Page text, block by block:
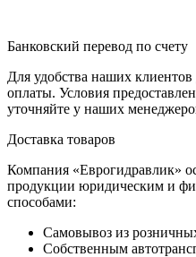
Банковский перевод по счету
Для удобства наших клиентов
оплаты. Условия
уточняйте у наших
Доставка товаров
Компания «Еврогидравлик»
продукции юридическим и
способами:
Самовывоз из
Собственным